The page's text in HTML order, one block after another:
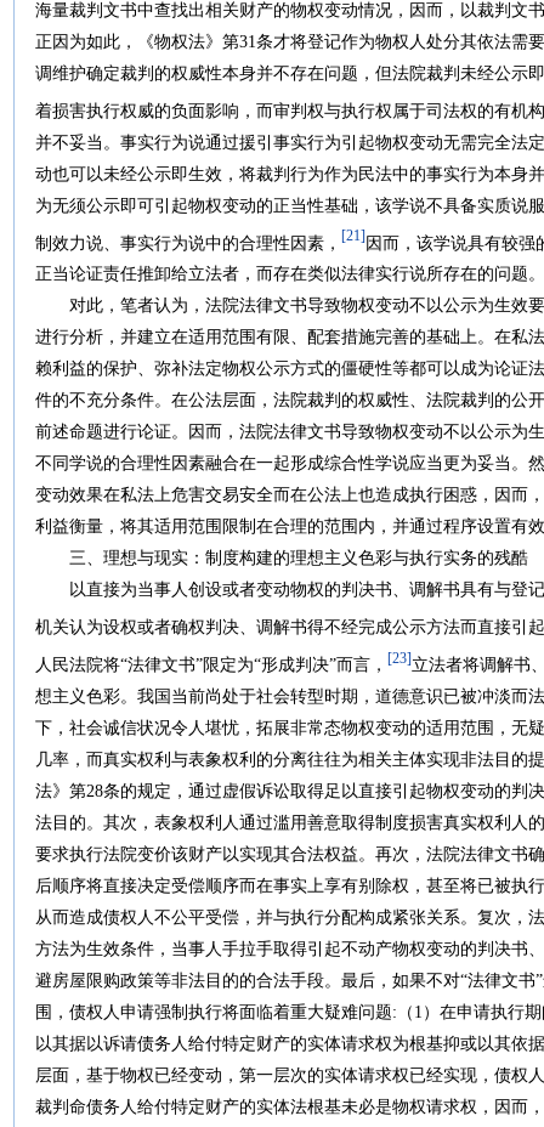
海量裁判文书中查找出相关财产的物权变动情况，因而，以裁判文
正因为如此，《物权法》第31条才将登记作为物权人处分其依法需
调维护确定裁判的权威性本身并不存在问题，但法院裁判未经公示
着损害执行权威的负面影响，而审判权与执行权属于司法权的有机
并不妥当。事实行为说通过援引事实行为引起物权变动无需完全法
动也可以未经公示即生效，将裁判行为作为民法中的事实行为本身
为无须公示即可引起物权变动的正当性基础，该学说不具备实质说
制效力说、事实行为说中的合理性因素， [21] 因而，该学说具有较强
正当论证责任推卸给立法者，而存在类似法律实行说所存在的问题。
对此，笔者认为，法院法律文书导致物权变动不以公示为生效
进行分析，并建立在适用范围有限、配套措施完善的基础上。在私
赖利益的保护、弥补法定物权公示方式的僵硬性等都可以成为论证
件的不充分条件。在公法层面，法院裁判的权威性、法院裁判的公
前述命题进行论证。因而，法院法律文书导致物权变动不以公示为
不同学说的合理性因素融合在一起形成综合性学说应当更为妥当。
变动效果在私法上危害交易安全而在公法上也造成执行困惑，因而
利益衡量，将其适用范围限制在合理的范围内，并通过程序设置有
三、理想与现实：制度构建的理想主义色彩与执行实务的残酷
以直接为当事人创设或者变动物权的判决书、调解书具有与登
机关认为设权或者确权判决、调解书得不经完成公示方法而直接引
人民法院将“法律文书”限定为“形成判决”而言， [23] 立法者将调解书
想主义色彩。我国当前尚处于社会转型时期，道德意识已被冲淡而
下，社会诚信状况令人堪忧，拓展非常态物权变动的适用范围，无
几率，而真实权利与表象权利的分离往往为相关主体实现非法目的
法》第28条的规定，通过虚假诉讼取得足以直接引起物权变动的判
法目的。其次，表象权利人通过滥用善意取得制度损害真实权利人
要求执行法院变价该财产以实现其合法权益。再次，法院法律文书
后顺序将直接决定受偿顺序而在事实上享有别除权，甚至将已被执
从而造成债权人不公平受偿，并与执行分配构成紧张关系。复次，
方法为生效条件，当事人手拉手取得引起不动产物权变动的判决书
避房屋限购政策等非法目的的合法手段。最后，如果不对“法律文
围，债权人申请强制执行将面临着重大疑难问题:（1）在申请执行
以其据以诉请债务人给付特定财产的实体请求权为根基抑或以其依
层面，基于物权已经变动，第一层次的实体请求权已经实现，债权
裁判命债务人给付特定财产的实体法根基未必是物权请求权，因而